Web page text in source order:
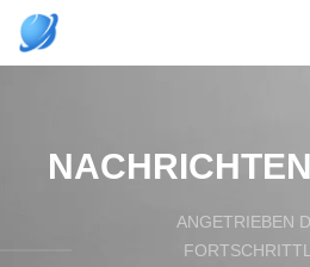
ANGETRIEBEN